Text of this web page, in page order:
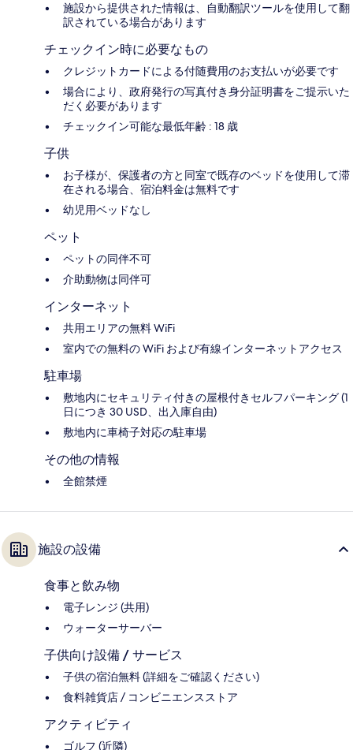
施設から提供された情報は、自動翻訳ツールを使用して翻
訳されている場合があります
チェックイン時に必要なもの
クレジットカードによる付随費用のお支払いが必要です
場合により、政府発行の写真付き身分証明書をご提示いた
だく必要があります
チェックイン可能な最低年齢 : 18 歳
子供
お子様が、保護者の方と同室で既存のベッドを使用して滞
在される場合、宿泊料金は無料です
幼児用ベッドなし
ペット
ペットの同伴不可
介助動物は同伴可
インターネット
共用エリアの無料 WiFi
室内での無料の WiFi および有線インターネットアクセス
駐車場
敷地内にセキュリティ付きの屋根付きセルフパーキング (1
日につき 30 USD、出入庫自由)
敷地内に車椅子対応の駐車場
その他の情報
全館禁煙
施設の設備
食事と飲み物
電子レンジ (共用)
ウォーターサーバー
子供向け設備 / サービス
子供の宿泊無料 (詳細をご確認ください)
食料雑貨店 / コンビニエンスストア
アクティビティ
ゴルフ (近隣)